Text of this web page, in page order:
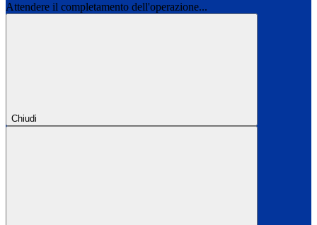
Attendere il completamento dell'operazione...
Chiudi